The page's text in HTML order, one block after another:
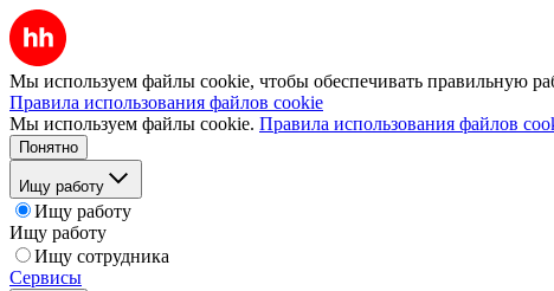
Мы используем файлы cookie, чтобы обеспечивать правильную
Правила использования файлов cookie
Мы используем файлы cookie. Правила использования файлов
Понятно
Ищу работу
Ищу работу
Ищу работу
Ищу сотрудника
Сервисы